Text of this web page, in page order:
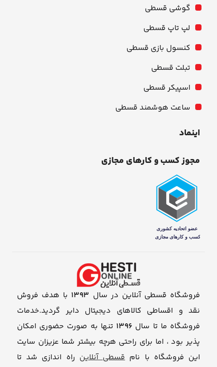
گوشی قسطی
لپ تاپ قسطی
کنسول بازی قسطی
تبلت قسطی
اسپیکر قسطی
ساعت هوشمند قسطی
اینماد
مجوز کسب و کارهای مجازی
فروشگاه قسطی آنلاین در سال 1393 با هدف فروش
نقد و اقساطی کالاهای دیجیتال دایر گردید.خدمات
فروشگاه ما تا سال 1396 تنها به صورت حضوری امکان
پذیر بود ، اما برای راحتی هرچه بیشتر شما عزیزان سایت
این فروشگاه با نامقسطی آنلاین راه اندازی شد تا